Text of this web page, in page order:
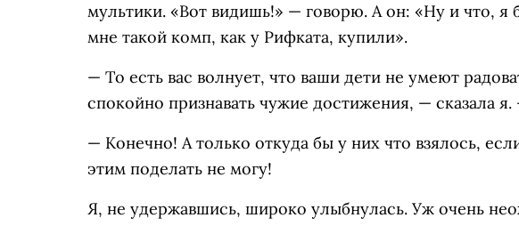
мультики. «Вот видишь!» — говорю. А он: «Ну и что, я
мне такой комп, как у Рифката, купили».
— То есть вас волнует, что ваши дети не умеют
спокойно признавать чужие достижения, — сказала
— Конечно! А только откуда бы у них что взялось,
этим поделать не могу!
Я, не удержавшись, широко улыбнулась. Уж очень